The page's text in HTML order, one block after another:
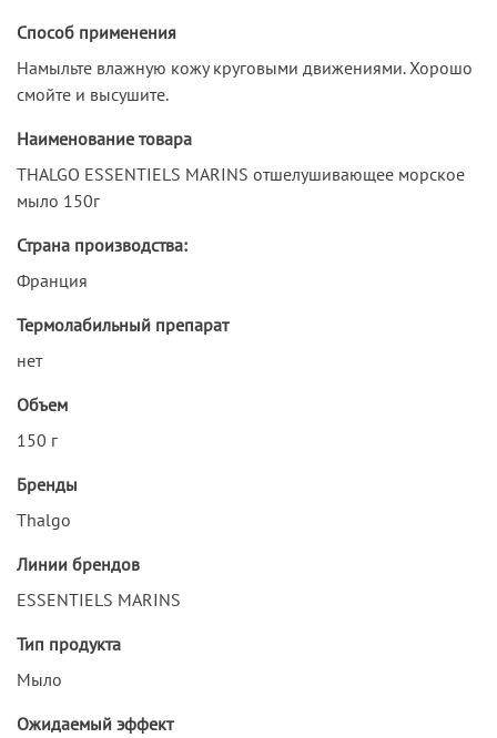
Способ применения
Намыльте влажную кожу круговыми движениями. Хорошо
смойте и высушите.
Наименование товара
THALGO ESSENTIELS MARINS отшелушивающее морское
мыло 150г
Страна производства:
Франция
Термолабильный препарат
нет
Объем
150 г
Бренды
Thalgo
Линии брендов
ESSENTIELS MARINS
Тип продукта
Мыло
Ожидаемый эффект